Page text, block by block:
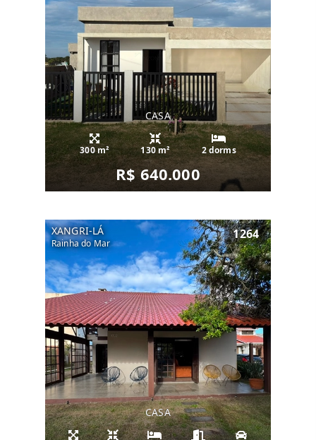
CASA
300 m² 130 m² 2 dorms
R$ 640.000
XANGRI-LÁ
Rainha do Mar
1264
CASA